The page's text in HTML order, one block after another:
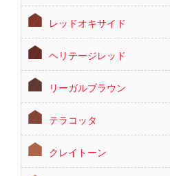
レッドオキサイド
ヘリテージレッド
リーガルブラウン
テラコッタ
クレイトーン